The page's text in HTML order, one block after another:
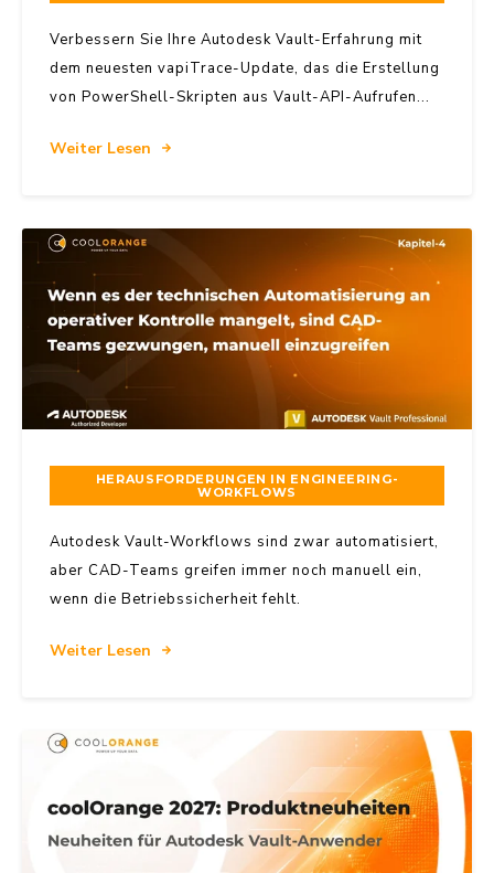
Verbessern Sie Ihre Autodesk Vault-Erfahrung mit
dem neuesten vapiTrace-Update, das die Erstellung
von PowerShell-Skripten aus Vault-API-Aufrufen...
Weiter Lesen
HERAUSFORDERUNGEN IN ENGINEERING-
WORKFLOWS
Autodesk Vault-Workflows sind zwar automatisiert,
aber CAD-Teams greifen immer noch manuell ein,
wenn die Betriebssicherheit fehlt.
Weiter Lesen